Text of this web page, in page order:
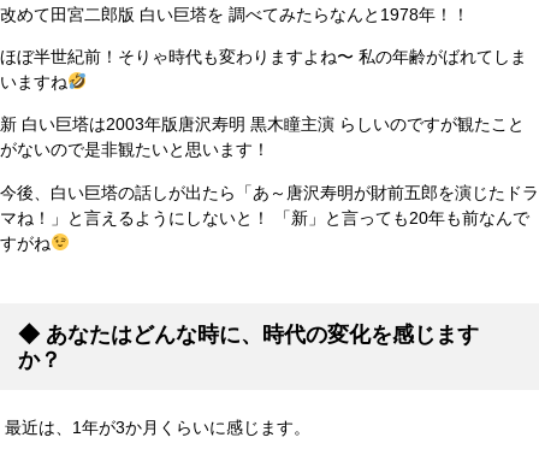
改めて田宮二郎版 白い巨塔を 調べてみたらなんと1978年！！
ほぼ半世紀前！そりゃ時代も変わりますよね〜 私の年齢がばれてしま
いますね
新 白い巨塔は2003年版唐沢寿明 黒木瞳主演 らしいのですが観たこと
がないので是非観たいと思います！
今後、白い巨塔の話しが出たら「あ～唐沢寿明が財前五郎を演じたドラ
マね！」と言えるようにしないと！ 「新」と言っても20年も前なんで
すがね
◆ あなたはどんな時に、時代の変化を感じます
か？
最近は、1年が3か月くらいに感じます。